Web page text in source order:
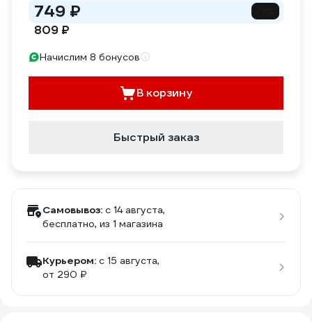
749 ₽
809 ₽
Начислим 8 бонусов
В корзину
Быстрый заказ
Самовывоз: c 14 августа,
бесплатно, из 1 магазина
Курьером: c 15 августа,
от 290 ₽